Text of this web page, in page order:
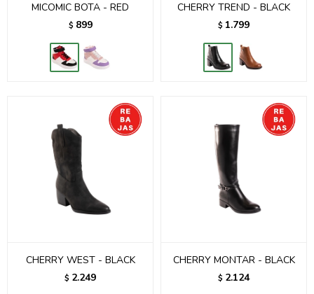
MICOMIC BOTA - RED
$ 899
CHERRY TREND - BLACK
$ 1.799
CHERRY WEST - BLACK
$ 2.249
CHERRY MONTAR - BLACK
$ 2.124